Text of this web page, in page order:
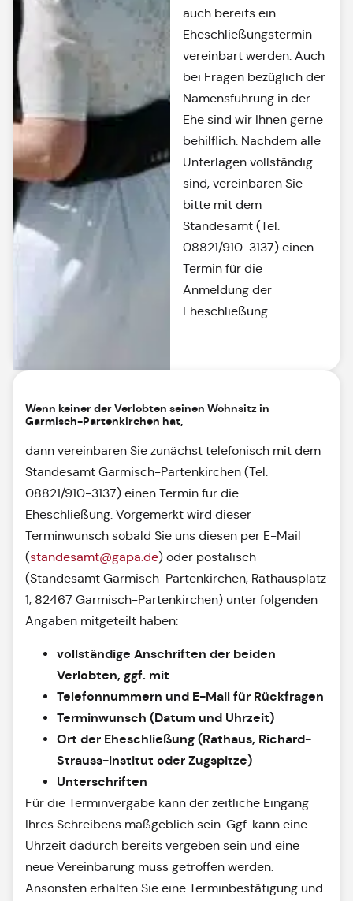
auch bereits ein
Eheschließungstermin
vereinbart werden. Auch
bei Fragen bezüglich der
Namensführung in der
Ehe sind wir Ihnen gerne
behilflich. Nachdem alle
Unterlagen vollständig
sind, vereinbaren Sie
bitte mit dem
Standesamt (Tel.
08821/910-3137) einen
Termin für die
Anmeldung der
Eheschließung.
Wenn keiner der Verlobten seinen Wohnsitz in
Garmisch-Partenkirchen hat,
dann vereinbaren Sie zunächst telefonisch mit dem
Standesamt Garmisch-Partenkirchen (Tel.
08821/910-3137) einen Termin für die
Eheschließung. Vorgemerkt wird dieser
Terminwunsch sobald Sie uns diesen per E-Mail
(standesamt@gapa.de) oder postalisch
(Standesamt Garmisch-Partenkirchen, Rathausplatz
1, 82467 Garmisch-Partenkirchen) unter folgenden
Angaben mitgeteilt haben:
vollständige Anschriften der beiden
Verlobten, ggf. mit
Telefonnummern und E-Mail für Rückfragen
Terminwunsch (Datum und Uhrzeit)
Ort der Eheschließung (Rathaus, Richard-
Strauss-Institut oder Zugspitze)
Unterschriften
Für die Terminvergabe kann der zeitliche Eingang
Ihres Schreibens maßgeblich sein. Ggf. kann eine
Uhrzeit dadurch bereits vergeben sein und eine
neue Vereinbarung muss getroffen werden.
Ansonsten erhalten Sie eine Terminbestätigung und